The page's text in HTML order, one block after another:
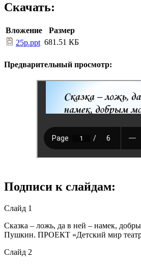
Скачать:
Вложение
Размер
25p.ppt 681.51 КБ
Предварительный просмотр:
Подписи к слайдам:
Слайд 1
Сказка – ложь, да в ней – намек,
Пушкин. ПРОЕКТ «Детский мир
Слайд 2